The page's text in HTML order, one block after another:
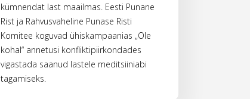
kümnendat last maailmas. Eesti Punane
Rist ja Rahvusvaheline Punase Risti
Komitee koguvad ühiskampaanias „Ole
kohal“ annetusi konfliktipiirkondades
vigastada saanud lastele meditsiiniabi
tagamiseks.